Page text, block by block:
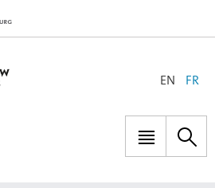
EN FR